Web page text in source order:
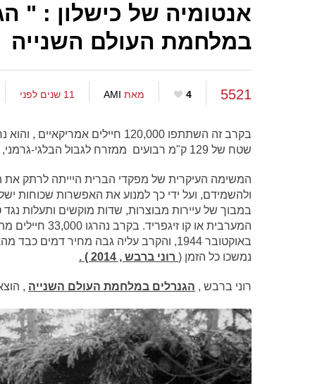
אנטומיה של כישלון : "
במלחמת העולם השנייה
5521
4 מאת AMI 11 שנים לפני
בקרב זה השתתפו 120,000
שטח של 129 ק"מ רבועים ממזרח לגבול הבלגי-גרמני, ונמשך מ-19 בספטמבר 1944 ועד ה10 לפברואר 1945.
המשימה העיקרית של מפקדי הברית היייתה לרתק את
ולהשמידם, ועל ידי כך למנוע את האפשרות שכוחות
במבוך של עיירות מבוצרות, שדות מוקשים ותעלות נגד
באוקטובר 1944, והקרב עליה גבה מחיר
נמשכו כל הזמן ( רוני ברבש , 2014 ) .
רוני ברבש , הגנרלים במלחמת העולם השנייה ,